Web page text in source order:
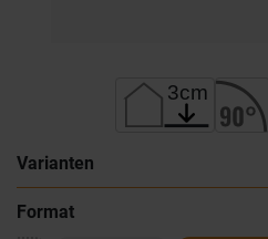
Varianten
Format